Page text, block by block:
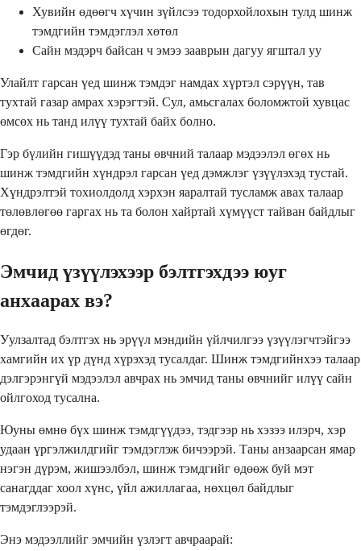
Хувийн өдөөгч хүчин зүйлсээ тодорхойлохын тулд шинж
тэмдгийн тэмдэглэл хөтөл
Сайн мэдэрч байсан ч эмээ зааврын дагуу ягштал уу
Улайлт гарсан үед шинж тэмдэг намдах хүртэл сэрүүн, тав
тухтай газар амрах хэрэгтэй. Сул, амьсгалах боломжтой хувцас
өмсөх нь танд илүү тухтай байх болно.
Гэр бүлийн гишүүдэд таны өвчний талаар мэдээлэл өгөх нь
шинж тэмдгийн хүндрэл гарсан үед дэмжлэг үзүүлэхэд тустай.
Хүндрэлтэй тохиолдолд хэрхэн яаралтай тусламж авах талаар
төлөвлөгөө гаргах нь та болон хайртай хүмүүст тайван байдлыг
өгдөг.
Эмчид үзүүлэхээр бэлтгэхдээ юуг
анхаарах вэ?
Уулзалтад бэлтгэх нь эрүүл мэндийн үйлчилгээ үзүүлэгчтэйгээ
хамгийн их үр дүнд хүрэхэд тусалдаг. Шинж тэмдгийнхээ талаар
дэлгэрэнгүй мэдээлэл авчрах нь эмчид таны өвчнийг илүү сайн
ойлгоход тусална.
Юуны өмнө бүх шинж тэмдгүүдээ, тэдгээр нь хэзээ илэрч, хэр
удаан үргэлжилдгийг тэмдэглэж бичээрэй. Таны анзаарсан ямар
нэгэн дүрэм, жишээлбэл, шинж тэмдгийг өдөөж буй мэт
санагддаг хоол хүнс, үйл ажиллагаа, нөхцөл байдлыг
тэмдэглээрэй.
Энэ мэдээллийг эмчийн үзлэгт авчраарай: